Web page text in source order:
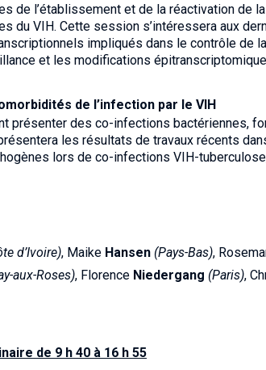
de l’établissement et de la réactivation de
du VIH. Cette session s’intéressera aux
impliqués dans le contrôle de
et les modifications
de l’infection par le VIH
présenter des co-infections bactériennes,
les résultats de travaux récents
lors de co-infections VIH-
d’Ivoire), Maike Hansen (Pays-Bas),
aux-Roses), Florence Niedergang (Paris),
de 9 h 40 à 16 h 55